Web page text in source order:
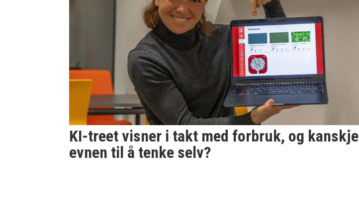
KI-treet visner i takt med forbruk, og kanskje
evnen til å tenke selv?